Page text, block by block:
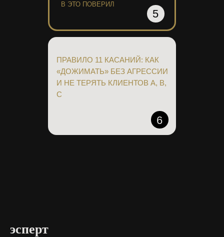
ПРАВИЛО 11 КАСАНИЙ: КАК
«ДОЖИМАТЬ» БЕЗ АГРЕССИИ
И НЕ ТЕРЯТЬ КЛИЕНТОВ А, В,
С
6
В ЭТО ПОВЕРИЛ
5
эсперт